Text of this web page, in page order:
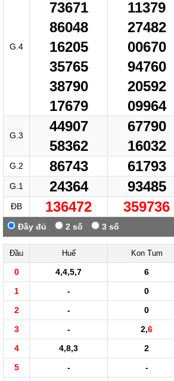
G.4
73671
86048
16205
35765
38790
17679
11379
27482
00670
94760
20592
09964
G.3
44907
58362
67790
16032
G.2 86743 61793
G.1 24364 93485
ĐB 136472 359736
Đầy đủ 2 số 3 số
Đầu Huế Kon Tum
0 4,4,5,7 6
1
- 0
2
- 0
3
- 2,6
4
4,8,3 2
5
- -